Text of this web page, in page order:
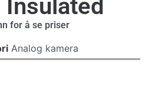
Insulated
for å se priser
Analog kamera